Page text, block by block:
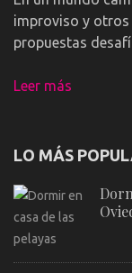
improviso y otros
propuestas
Leer más
LO MÁS